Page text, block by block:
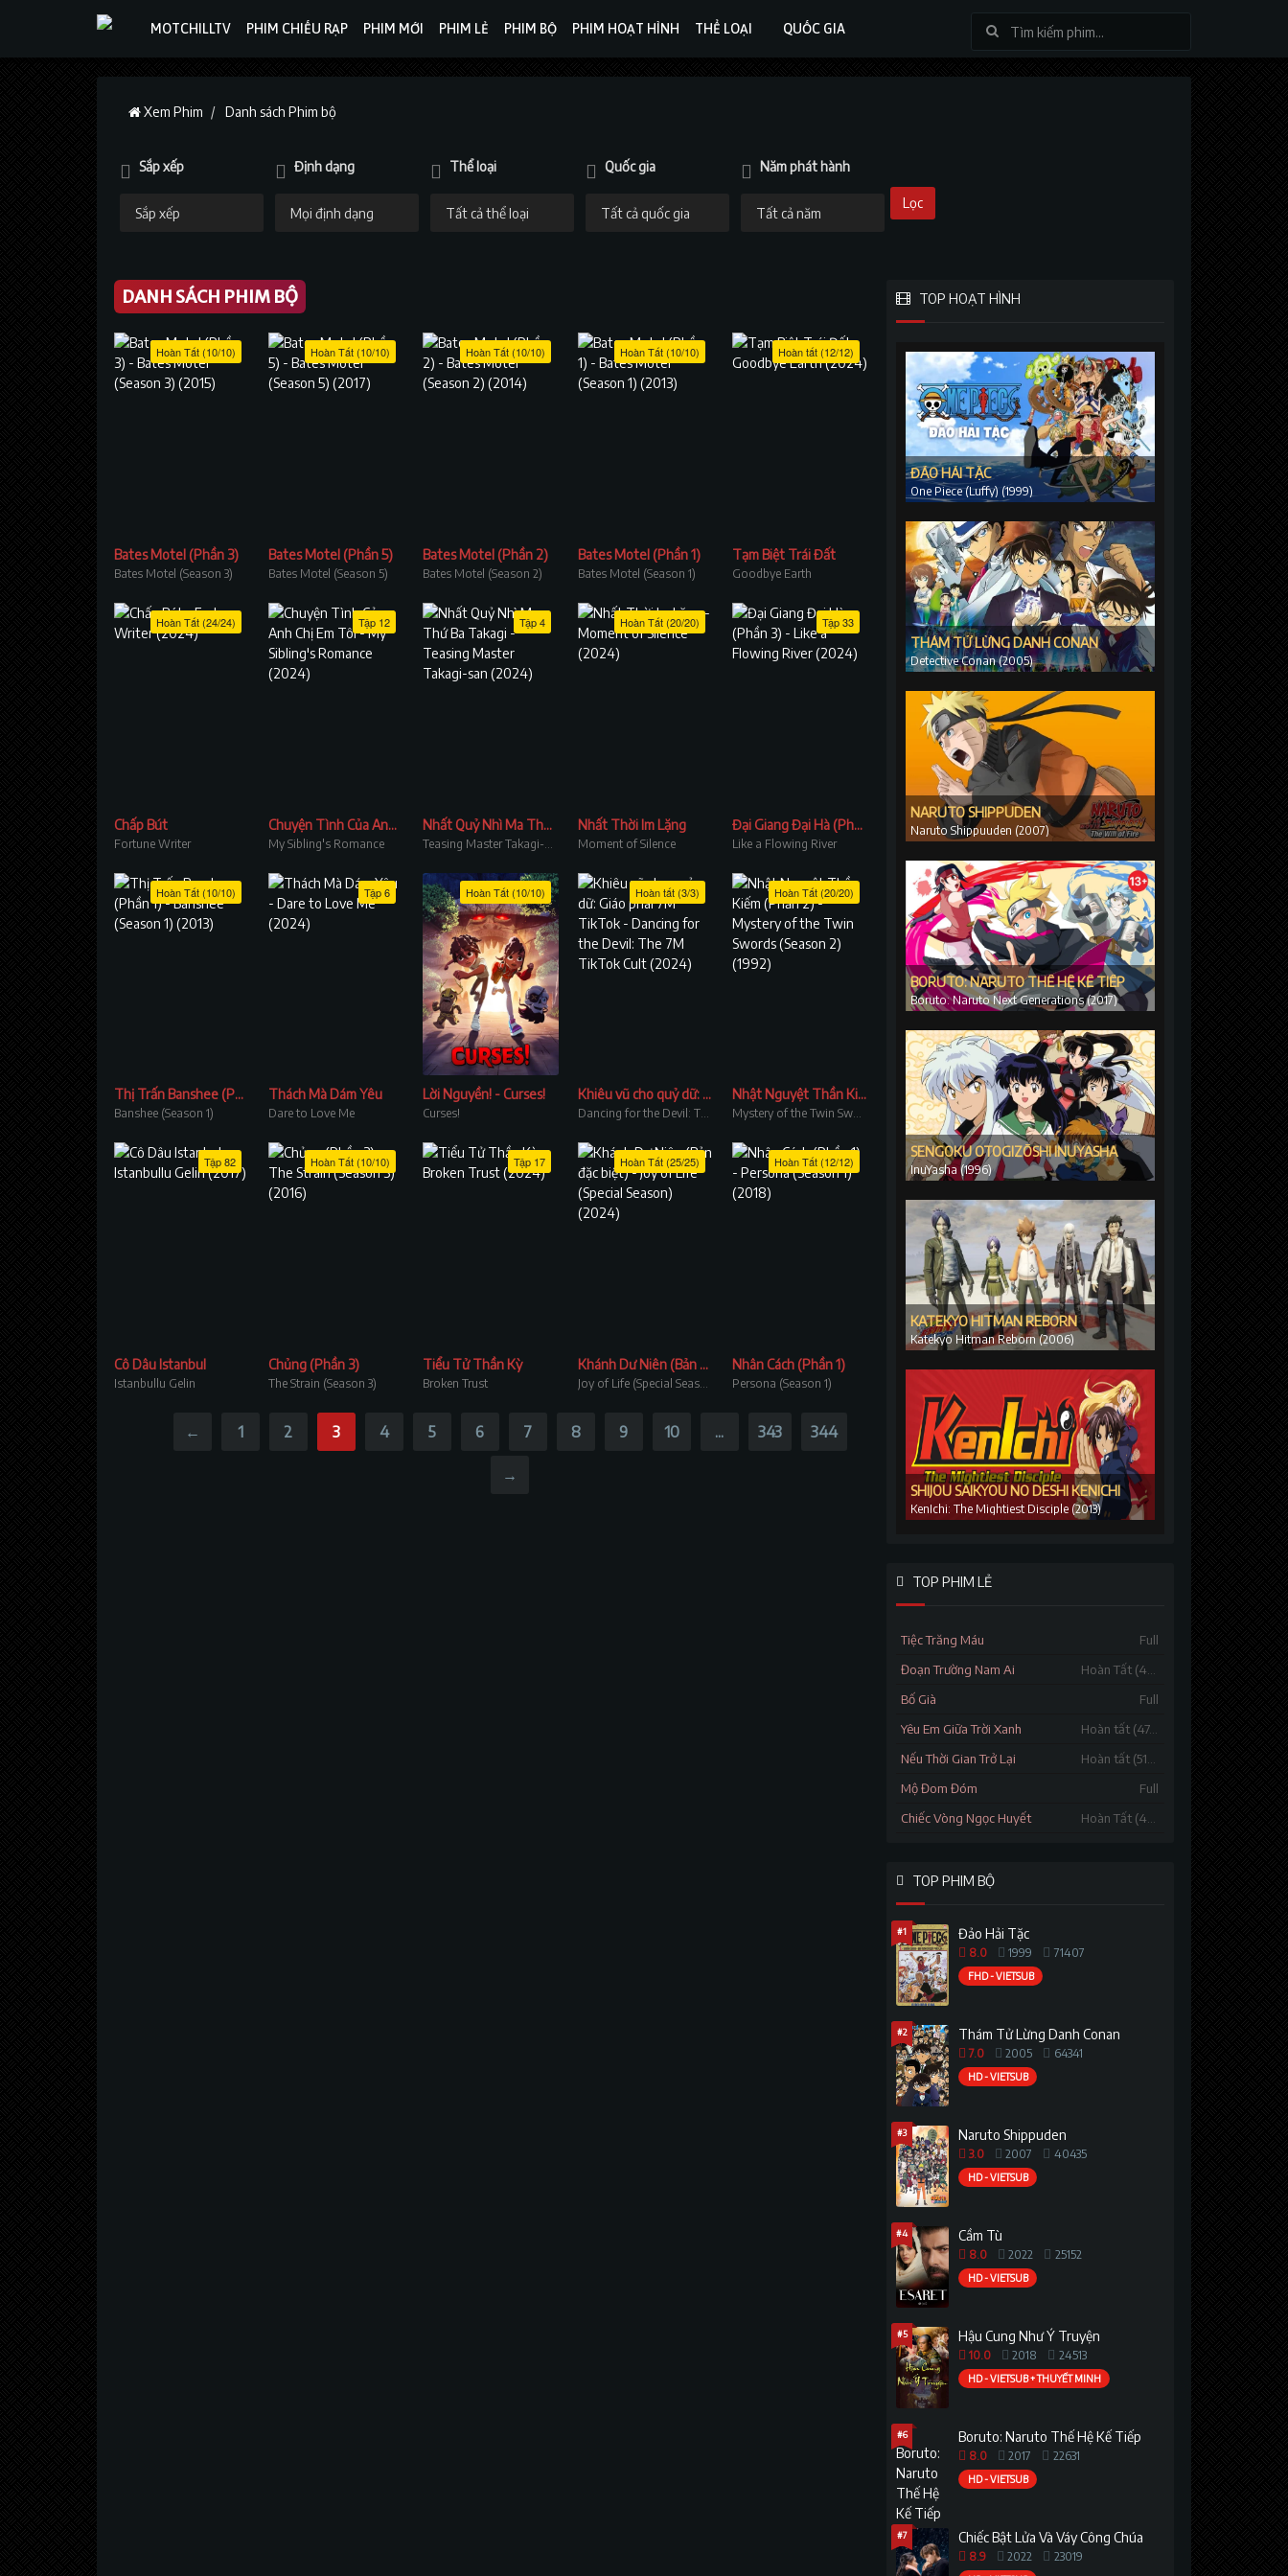
MOTCHILLTV PHIM CHIẾU RẠP PHIM MỚI PHIM LẺ PHIM BỘ PHIM HOẠT HÌNH THỂ LOẠI QUỐC GIA
Xem Phim Danh sách Phim bộ
Sắp xếp Định dạng Thể loại Quốc gia Năm phát hành
Lọc
DANH SÁCH PHIM BỘ
Hoàn Tất (10/10)
Bates Motel (Phần 3)
Bates Motel (Season 3)
Hoàn Tất (10/10)
Bates Motel (Phần 5)
Bates Motel (Season 5)
Hoàn Tất (10/10)
Bates Motel (Phần 2)
Bates Motel (Season 2)
Hoàn Tất (10/10)
Bates Motel (Phần 1)
Bates Motel (Season 1)
Hoàn tất (12/12)
Tạm Biệt Trái Đất
Goodbye Earth
Hoàn Tất (24/24)
Chấp Bút
Fortune Writer
Tập 12
Chuyện Tình Của Anh Chị Em Tôi
My Sibling's Romance
Tập 4
Nhất Quỷ Nhì Ma Thứ Ba Takagi
Hoàn Tất (20/20)
Nhất Thời Im Lặng
Moment of Silence
Tập 33
Đại Giang Đại Hà (Phần 3)
Like a Flowing River
Hoàn Tất (10/10)
Thị Trấn Banshee (Phần 1)
Banshee (Season 1)
Tập 6
Thách Mà Dám Yêu
Dare to Love Me
Hoàn Tất (10/10)
Lời Nguyền! - Curses!
Curses!
Hoàn tất (3/3)
Khiêu vũ cho quỷ dữ: Giáo phái 7M TikTok
Dancing for the Devil: The 7M TikTok Cult
Hoàn Tất (20/20)
Nhật Nguyệt Thần Kiếm (Phần 2)
Mystery of the Twin Swords (Season 2)
Tập 82
Cô Dâu Istanbul
Istanbullu Gelin
Hoàn Tất (10/10)
Chủng (Phần 3)
The Strain (Season 3)
Tập 17
Tiểu Tử Thần Kỳ
Broken Trust
Hoàn Tất (25/25)
Khánh Dư Niên (Bản đặc biệt)
Joy of Life (Special Season)
Hoàn Tất (12/12)
Nhân Cách (Phần 1)
Persona (Season 1)
← 1 2 3 4 5 6 7 8 9 10 ... 343 344
→
TOP HOẠT HÌNH
ĐẢO HẢI TẶC
One Piece (Luffy) (1999)
THÁM TỬ LỪNG DANH CONAN
Detective Conan (2005)
NARUTO SHIPPUDEN
Naruto Shippuuden (2007)
BORUTO: NARUTO THẾ HỆ KẾ TIẾP
Boruto: Naruto Next Generations (2017)
SENGOKU OTOGIZŌSHI INUYASHA
InuYasha (1996)
KATEKYO HITMAN REBORN
Katekyo Hitman Reborn (2006)
SHIJOU SAIKYOU NO DESHI KENICHI
KenIchi: The Mightiest Disciple (2013)
TOP PHIM LẺ
Tiệc Trăng Máu
Full
Đoạn Trường Nam Ai
Hoàn Tất (46/46)
Bố Già
Full
Yêu Em Giữa Trời Xanh
Hoàn tất (47/47)
Nếu Thời Gian Trở Lại
Hoàn tất (51/51)
Mộ Đom Đóm
Full
Chiếc Vòng Ngọc Huyết
Hoàn Tất (40/40)
TOP PHIM BỘ
#1 Đảo Hải Tặc
8.0 1999 71407
FHD - VIETSUB
#2 Thám Tử Lừng Danh Conan
7.0 2005 64341
HD - VIETSUB
#3 Naruto Shippuden
3.0 2007 40435
HD - VIETSUB
#4 Cầm Tù
8.0 2022 25152
HD - VIETSUB
#5 Hậu Cung Như Ý Truyện
10.0 2018 24513
HD - VIETSUB + THUYẾT MINH
#6 Boruto: Naruto Thế Hệ Kế Tiếp
8.0 2017 22631
HD - VIETSUB
#7 Chiếc Bật Lửa Và Váy Công Chúa
8.9 2022 23019